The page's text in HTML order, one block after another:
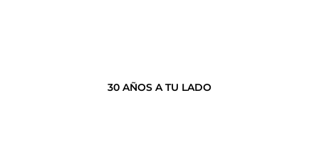
30 AÑOS A TU LADO